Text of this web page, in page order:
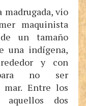
madrugada, vio
maquinista
un tamaño
una indígena,
y con
para no ser
mar. Entre los
dos